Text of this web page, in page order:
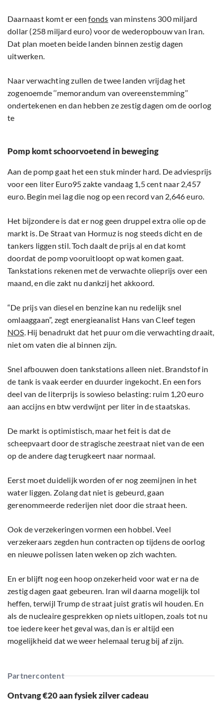
Daarnaast komt er eenfonds van minstens 300 miljard
dollar (258 miljard euro) voor de wederopbouw van Iran.
Dat plan moeten beide landen binnen zestig dagen
uitwerken.
Naar verwachting zullen de twee landen vrijdag het
zogenoemde ‘’memorandum van overeenstemming’’
ondertekenen en dan hebben ze zestig dagen om de oorlog
te
Pomp komt schoorvoetend in beweging
Aan de pomp gaat het een stuk minder hard. De adviesprijs
voor een liter Euro95 zakte vandaag 1,5 cent naar 2,457
euro. Begin mei lag die nog op een record van 2,646 euro.
Het bijzondere is dat er nog geen druppel extra olie op de
markt is. De Straat van Hormuz is nog steeds dicht en de
tankers liggen stil. Toch daalt de prijs al en dat komt
doordat de pomp vooruitloopt op wat komen gaat.
Tankstations rekenen met de verwachte olieprijs over een
maand, en die zakt nu dankzij het akkoord.
“De prijs van diesel en benzine kan nu redelijk snel
omlaaggaan”, zegt energieanalist Hans van Cleef tegen
NOS. Hij benadrukt dat het puur om die verwachting draait,
niet om vaten die al binnen zijn.
Snel afbouwen doen tankstations alleen niet. Brandstof in
de tank is vaak eerder en duurder ingekocht. En een fors
deel van de literprijs is sowieso belasting: ruim 1,20 euro
aan accijns en btw verdwijnt per liter in de staatskas.
De markt is optimistisch, maar het feit is dat de
scheepvaart door de stragische zeestraat niet van de een
op de andere dag terugkeert naar normaal.
Eerst moet duidelijk worden of er nog zeemijnen in het
water liggen. Zolang dat niet is gebeurd, gaan
gerenommeerde rederijen niet door die straat heen.
Ook de verzekeringen vormen een hobbel. Veel
verzekeraars zegden hun contracten op tijdens de oorlog
en nieuwe polissen laten weken op zich wachten.
En er blijft nog een hoop onzekerheid voor wat er na de
zestig dagen gaat gebeuren. Iran wil daarna mogelijk tol
heffen, terwijl Trump de straat juist gratis wil houden. En
als de nucleaire gesprekken op niets uitlopen, zoals tot nu
toe iedere keer het geval was, dan is er altijd een
mogelijkheid dat we weer helemaal terug bij af zijn.
Partnercontent
Ontvang €20 aan fysiek zilver cadeau